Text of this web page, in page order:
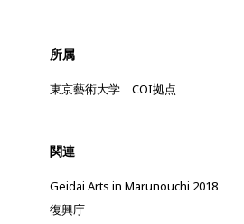
所属
東京藝術大学 COI拠点
関連
Geidai Arts in Marunouchi 2018
復興庁